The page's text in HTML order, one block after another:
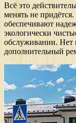
Всё это
менять не
обеспечивают
экологически
обслуживании. Нет
дополнительный